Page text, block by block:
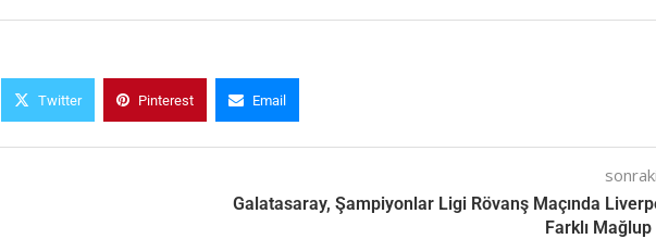
Twitter Pinterest Email
Galatasaray, Şampiyonlar Ligi Rövanş Maçında
Farklı